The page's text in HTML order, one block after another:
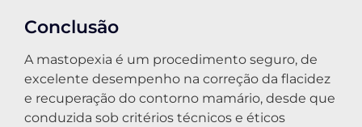
Conclusão
A mastopexia é um procedimento seguro, de
excelente desempenho na correção da flacidez
e recuperação do contorno mamário, desde que
conduzida sob critérios técnicos e éticos